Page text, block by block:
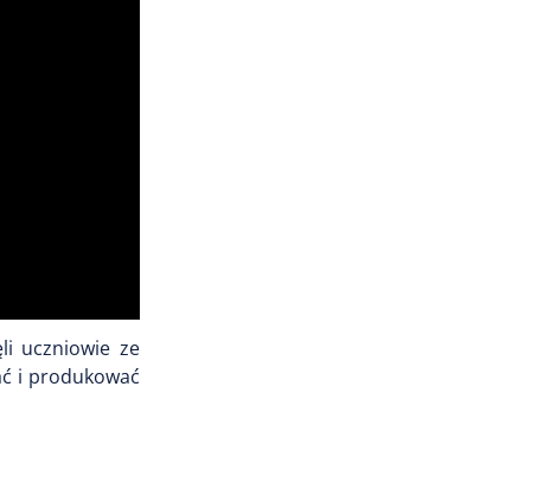
uczniowie ze
i produkować